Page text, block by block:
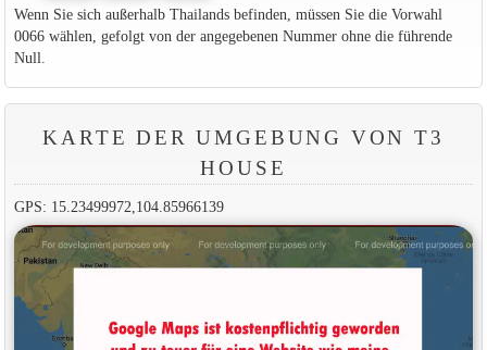
Wenn Sie sich außerhalb Thailands befinden, müssen Sie die Vorwahl
0066 wählen, gefolgt von der angegebenen Nummer ohne die führende
Null.
KARTE DER UMGEBUNG VON T3
HOUSE
GPS: 15.23499972,104.85966139